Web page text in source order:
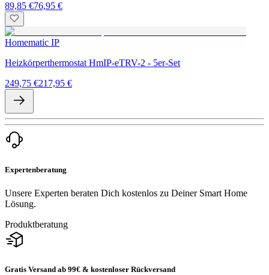
89,85 €76,95 €
Homematic IP
Heizkörperthermostat HmIP-eTRV-2 - 5er-Set
249,75 €217,95 €
Expertenberatung
Unsere Experten beraten Dich kostenlos zu Deiner Smart Home
Lösung.
Produktberatung
Gratis Versand ab 99€ & kostenloser Rückversand